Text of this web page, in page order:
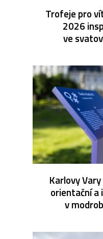
Trofeje pro
2026
ve
Karlovy
orientační
v